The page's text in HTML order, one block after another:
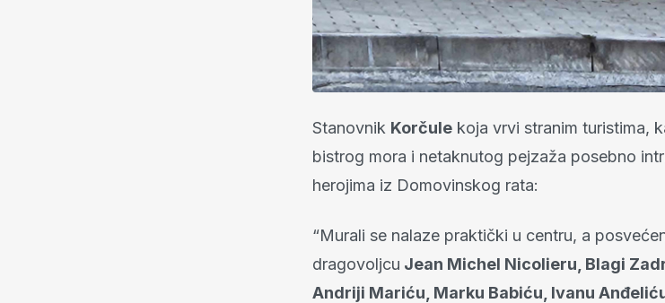
Stanovnik Korčule koja vrvi stranim turistima,
bistrog mora i netaknutog pejzaža posebno
herojima iz Domovinskog rata:
“Murali se nalaze praktički u centru, a
dragovoljcu Jean Michel Nicolieru, Blagi
Andriji Mariću, Marku Babiću, Ivanu